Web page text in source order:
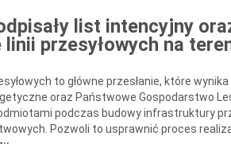
list intencyjny
przesyłowych na
to główne przesłanie, które
oraz Państwowe Gospodarstwo
podczas budowy infrastruktury
Pozwoli to usprawnić proces